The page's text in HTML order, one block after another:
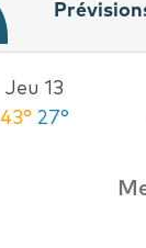
Jeu 13
43° 27°